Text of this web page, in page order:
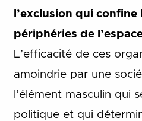
l’exclusion qui
périphéries de
L’efficacité de ces
amoindrie par une
l’élément masculin
politique et qui